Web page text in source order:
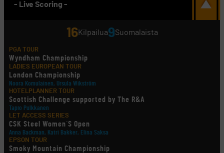
- Live Scoring -
16Kilpailua9Suomalaista
PGA TOUR
Wyndham Championship
LADIES EUROPEAN TOUR
London Championship
Noora Komulainen, Ursula Wikström
HOTELPLANNER TOUR
Scottish Challenge supported by The R&A
Tapio Pulkkanen
LET ACCESS SERIES
CSK Steel Women´S Open
Anna Backman, Katri Bakker, Elina Saksa
EPSON TOUR
Smoky Mountain Championship